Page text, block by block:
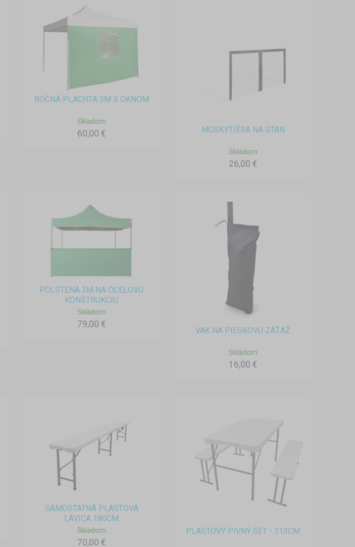
BOČNÁ PLACHTA 3M S OKNOM
Skladom
60,00 € MOSKYTIÉRA NA STAN
Skladom
26,00 €
POLSTENA 3M NA OCEĽOVÚ
KONŠTRUKCIU
Skladom
79,00 €
VAK NA PIESKOVÚ ZÁŤAŽ
Skladom
16,00 €
SAMOSTATNÁ PLASTOVÁ
LAVICA 180CM
Skladom
70,00 €
PLASTOVÝ PIVNÝ SET - 113CM